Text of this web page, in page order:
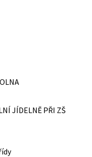
JÍDELNĚ PŘI ZŠ